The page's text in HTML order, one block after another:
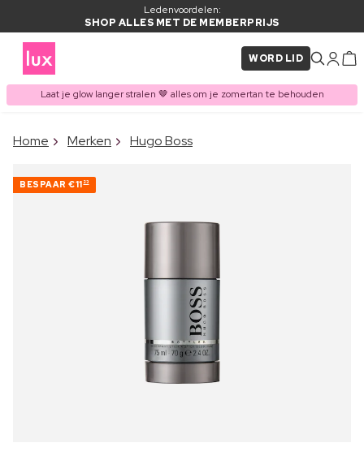
Ledenvoordelen:
SHOP ALLES MET DE MEMBERPRIJS
WORD LID
Laat je glow langer stralen 🤎 alles om je zomertan te behouden
ITEM TOEGEVOEGD AAN
Vaak samen gekocht met
Home Merken Hugo Boss
BESPAAR €11 23